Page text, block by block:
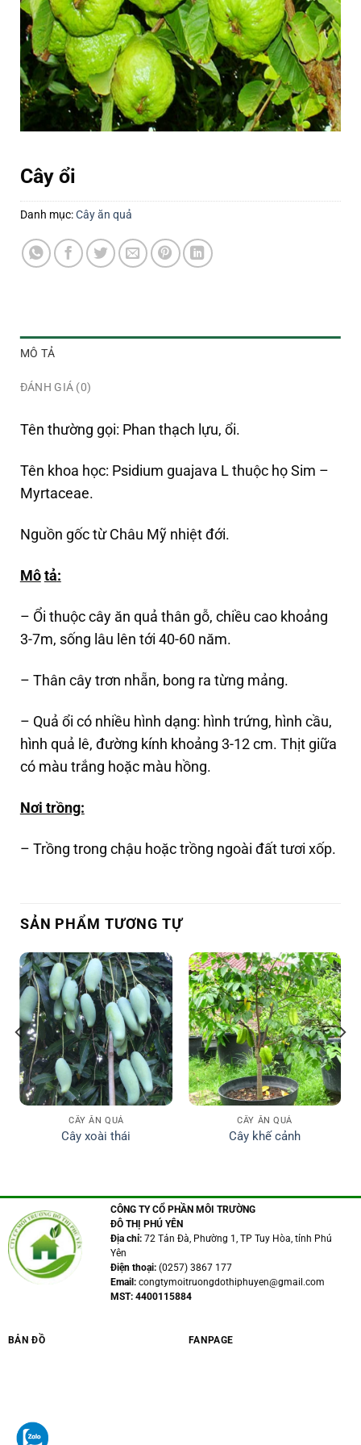
Cây ổi
Danh mục:Cây ăn quả
MÔ TẢ
ĐÁNH GIÁ (0)
Tên thường gọi: Phan thạch lựu, ổi.
Tên khoa học: Psidium guajava L thuộc họ Sim –
Myrtaceae.
Nguồn gốc từ Châu Mỹ nhiệt đới.
Mô tả:
– Ổi thuộc cây ăn quả thân gỗ, chiều cao khoảng
3-7m, sống lâu lên tới 40-60 năm.
– Thân cây trơn nhẵn, bong ra từng mảng.
– Quả ổi có nhiều hình dạng: hình trứng, hình cầu,
hình quả lê, đường kính khoảng 3-12 cm. Thịt giữa
có màu trắng hoặc màu hồng.
Nơi trồng:
– Trồng trong chậu hoặc trồng ngoài đất tươi xốp.
SẢN PHẨM TƯƠNG TỰ
CÂY ĂN QUẢ
Cây xoài thái
CÂY ĂN QUẢ
Cây khế cảnh
CÔNG TY CỔ PHẦN MÔI TRƯỜNG
ĐÔ THỊ PHÚ YÊN
Địa chỉ:72 Tản Đà, Phường 1, TP Tuy Hòa, tỉnh Phú
Yên
Điện thoại:(0257) 3867 177
Email: congtymoitruongdothiphuyen@gmail.com
MST: 4400115884
BẢN ĐỒ FANPAGE